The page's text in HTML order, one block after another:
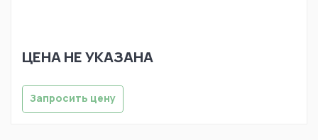
ЦЕНА НЕ УКАЗАНА
Запросить цену